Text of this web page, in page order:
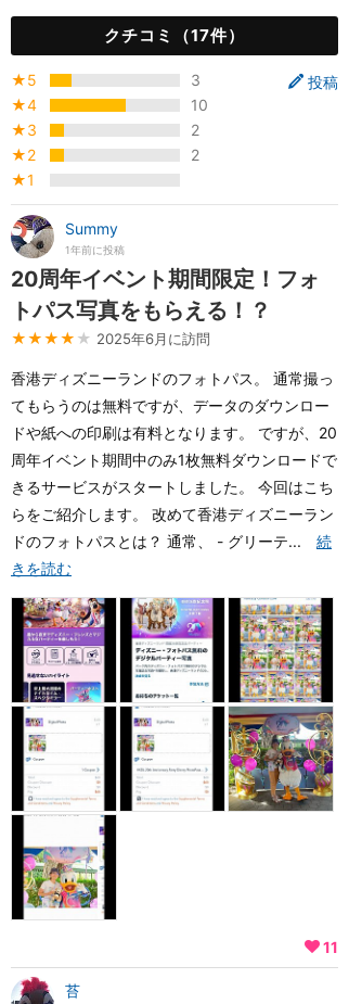
クチコミ（17件）
投稿
★5
3
★4
10
★3
2
★2
2
★1
Summy
1年前に投稿
20周年イベント期間限定！フォ
トパス写真をもらえる！？
★★★★ ★ 2025年6月に訪問
香港ディズニーランドのフォトパス。 通常撮っ
てもらうのは無料ですが、データのダウンロー
ドや紙への印刷は有料となります。 ですが、20
周年イベント期間中のみ1枚無料ダウンロードで
きるサービスがスタートしました。 今回はこち
らをご紹介します。 改めて香港ディズニーラン
ドのフォトパスとは？ 通常、 - グリーテ... 続
きを読む
11
苔